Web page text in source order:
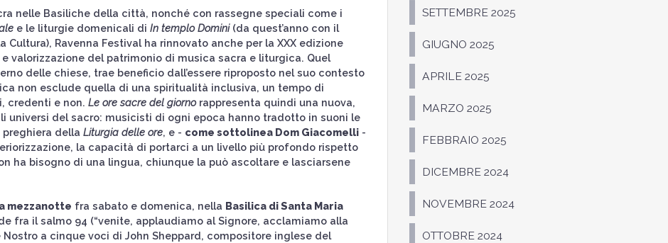
nelle Basiliche della città, nonché con rassegne speciali come i
e le liturgie domenicali di In templo Domini(da quest’anno con il
Ravenna Festival ha rinnovato anche per la XXX edizione
valorizzazione del patrimonio di musica sacra e liturgica. Quel
delle chiese, trae beneficio dall’essere riproposto nel suo contesto
non esclude quella di una spiritualità inclusiva, un tempo di
credenti e non. Le ore sacre del giornorappresenta quindi una nuova,
universi del sacro: musicisti di ogni epoca hanno tradotto in suoni le
della Liturgia delle ore, e - come sottolinea Dom Giacomelli-
la capacità di portarci a un livello più profondo rispetto
ha bisogno di una lingua, chiunque la può ascoltare e lasciarsene
a mezzanotte fra sabato e domenica, nella Basilica di Santa Maria
fra il salmo 94 (“venite, applaudiamo al Signore, acclamiamo alla
a cinque voci di John Sheppard, compositore inglese del
SETTEMBRE 2025
GIUGNO 2025
APRILE 2025
MARZO 2025
FEBBRAIO 2025
DICEMBRE 2024
NOVEMBRE 2024
OTTOBRE 2024